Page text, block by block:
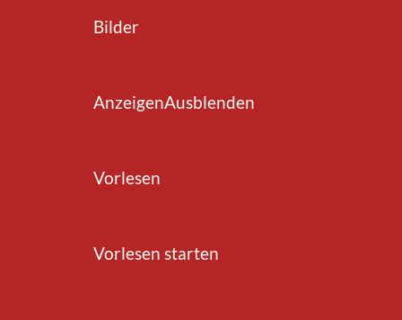
Bilder
AnzeigenAusblenden
Vorlesen
Vorlesen starten